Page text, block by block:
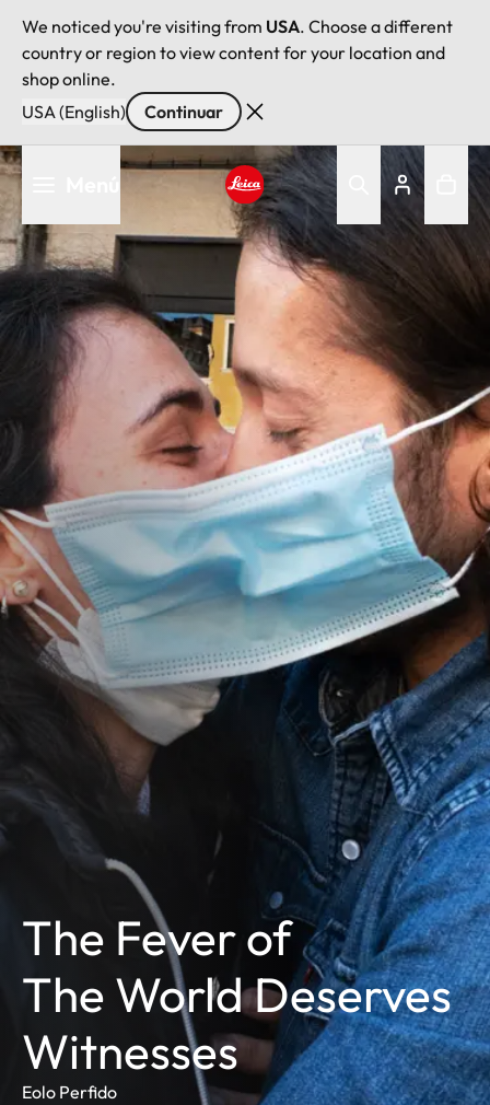
We noticed you're visiting from USA. Choose a different
country or region to view content for your location and
shop online.
USA (English)
Continuar
Pasar
al
contenido
principal
Leica logo - Home
The Fever of
The World Deserves
Witnesses
Eolo Perfido